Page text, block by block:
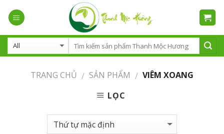
TRANG CHỦ / SẢN PHẨM / VIÊM XOANG
LỌC